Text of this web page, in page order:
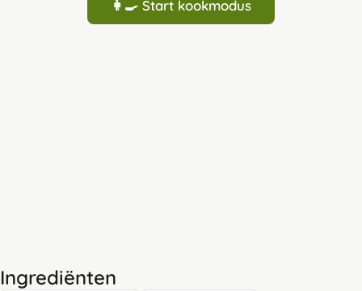
👩‍🍳 Start kookmodus
Ingrediënten